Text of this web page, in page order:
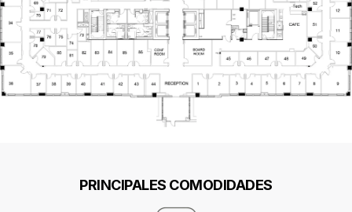
PRINCIPALES COMODIDADES